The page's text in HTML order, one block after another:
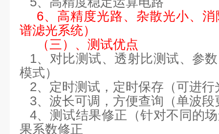
6、高精度光路、杂散光小、
谱滤光系统）
（三）、测试优点
1、对比测试、透射比测试、参
模式）
2、定时测试，定时保存（可进
3、波长可调，方便查询（单波
4、测试结果修正（针对不同的
果系数修正